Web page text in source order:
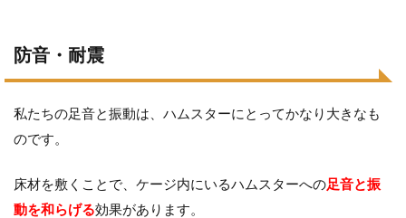
防音・耐震
私たちの足音と振動は、ハムスターにとってかなり大きなも
のです。
床材を敷くことで、ケージ内にいるハムスターへの足音と振
動を和らげる効果があります。